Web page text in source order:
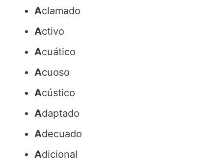
Aclamado
Activo
Acuático
Acuoso
Acústico
Adaptado
Adecuado
Adicional